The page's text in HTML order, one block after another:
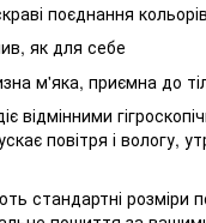
поєднання
як для себе
м'яка, приємна до
відмінними
повітря і вологу,
стандартні розміри